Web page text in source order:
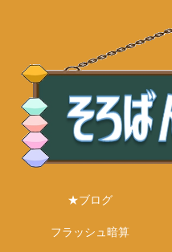
★ブログ
フラッシュ暗算